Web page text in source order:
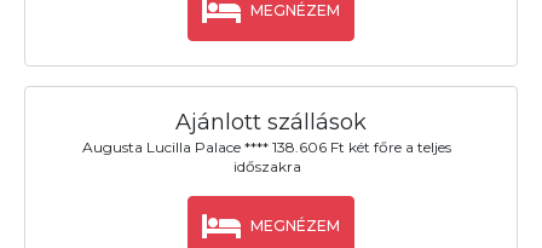
MEGNÉZEM
Ajánlott szállások
Augusta Lucilla Palace **** 138.606 Ft két főre a teljes
időszakra
MEGNÉZEM